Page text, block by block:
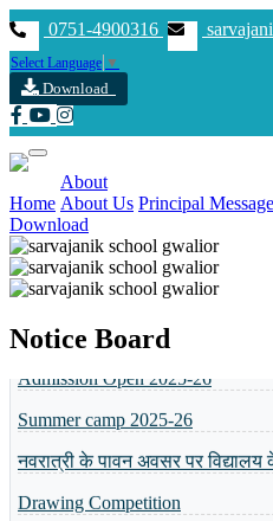
0751-4900316
Select Language ▼
Download
Home
About
About Us Principal Message
Download
Notice Board
MP BOARD 5 & 8 MERIT LIST
Admission open 2026-27
Annual function -2025
Drawing Competition